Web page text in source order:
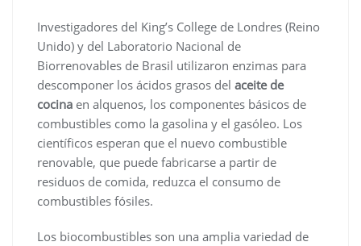
Investigadores del King’s College de Londres (Reino
Unido) y del Laboratorio Nacional de
Biorrenovables de Brasil utilizaron enzimas para
descomponer los ácidos grasos del aceite de
cocina en alquenos, los componentes básicos de
combustibles como la gasolina y el gasóleo. Los
científicos esperan que el nuevo combustible
renovable, que puede fabricarse a partir de
residuos de comida, reduzca el consumo de
combustibles fósiles.
Los biocombustibles son una amplia variedad de